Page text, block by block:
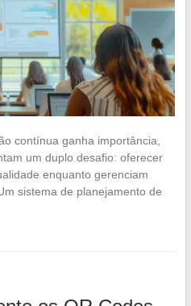
contínua ganha importância,
um duplo desafio: oferecer
enquanto gerenciam
sistema de planejamento de